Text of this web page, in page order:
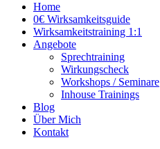
Home
0€ Wirksamkeitsguide
Wirksamkeitstraining 1:1
Angebote
Sprechtraining
Wirkungscheck
Workshops / Seminare
Inhouse Trainings
Blog
Über Mich
Kontakt